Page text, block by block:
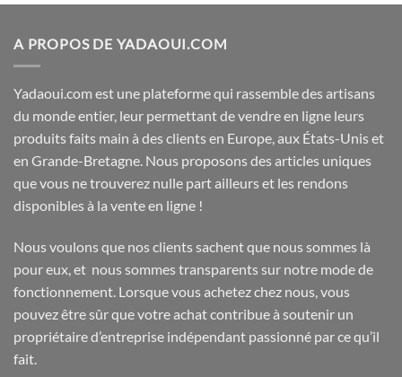
A PROPOS DE YADAOUI.COM
Yadaoui.com est une plateforme qui rassemble des artisans
du monde entier, leur permettant de vendre en ligne leurs
produits faits main à des clients en Europe, aux États-Unis et
en Grande-Bretagne. Nous proposons des articles uniques
que vous ne trouverez nulle part ailleurs et les rendons
disponibles à la vente en ligne !
Nous voulons que nos clients sachent que nous sommes là
pour eux, et nous sommes transparents sur notre mode de
fonctionnement. Lorsque vous achetez chez nous, vous
pouvez être sûr que votre achat contribue à soutenir un
propriétaire d’entreprise indépendant passionné par ce qu’il
fait.